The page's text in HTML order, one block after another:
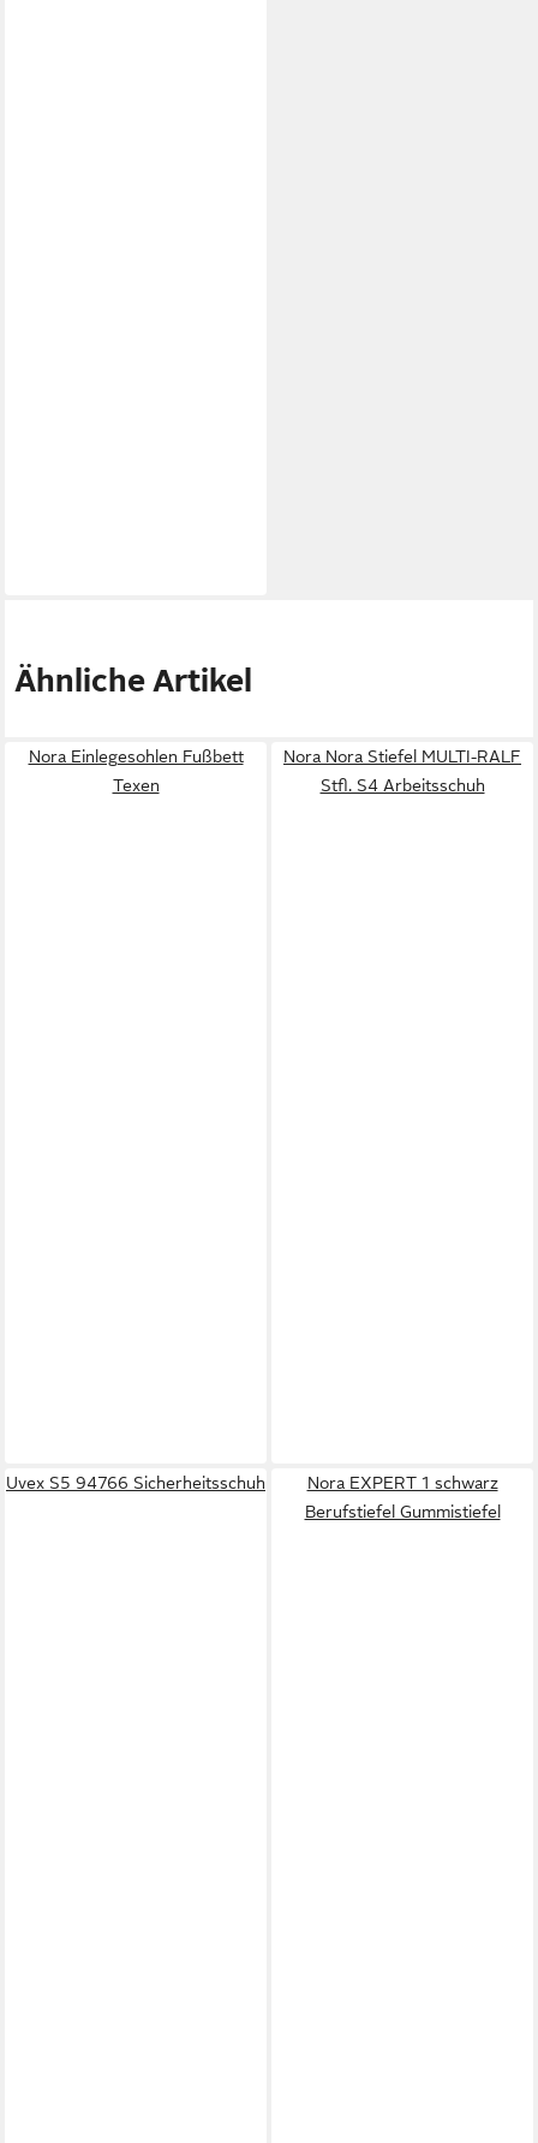
Ähnliche Artikel
Nora Einlegesohlen Fußbett
Texen
Nora Nora Stiefel MULTI-RALF
Stfl. S4 Arbeitsschuh
Uvex S5 94766 Sicherheitsschuh
Nora EXPERT 1 schwarz
Berufstiefel Gummistiefel